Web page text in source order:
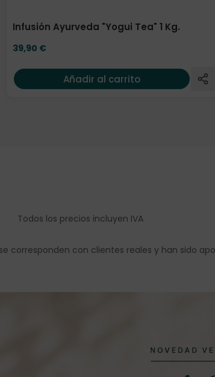
Infusión Ayurveda "Yogui Tea" 1 Kg.
39,90 €
Añadir al carrito
Todos los precios incluyen IVA
corresponden con clientes reales y han sido